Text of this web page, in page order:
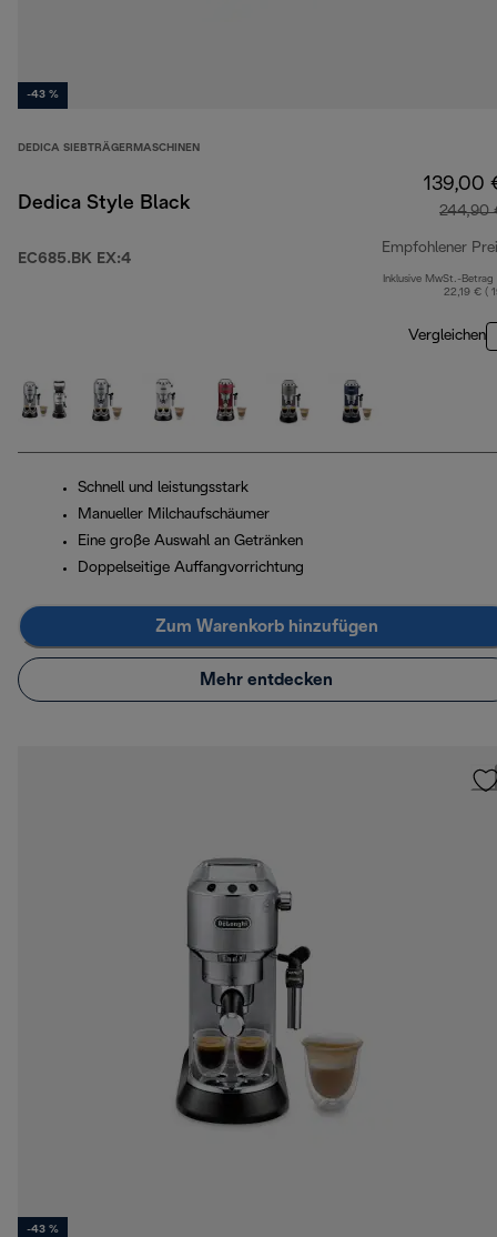
-43 %
DEDICA SIEBTRÄGERMASCHINEN
Dedica Style Black
EC685.BK EX:4
139,00
244,90
Empfohlener
Inklusive MwSt.-Betrag
22,19 € (
Vergleichen
Schnell und leistungsstark
Manueller Milchaufschäumer
Eine große Auswahl an Getränken
Doppelseitige Auffangvorrichtung
Zum Warenkorb hinzufügen
Mehr entdecken
-43 %